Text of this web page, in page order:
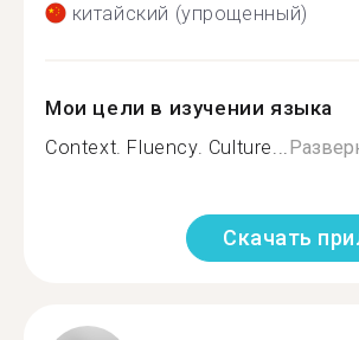
китайский (упрощенный)
Мои цели в изучении языка
Context. Fluency. Culture...
Скачать